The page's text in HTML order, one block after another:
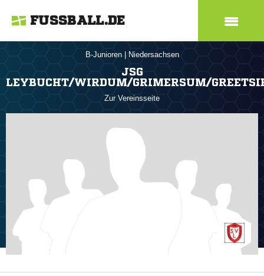
FUSSBALL.DE
B-Junioren Niedersachsen
JSG
LEYBUCHT/WIRDUM/GRIMERSUM/
Zur Vereinsseite